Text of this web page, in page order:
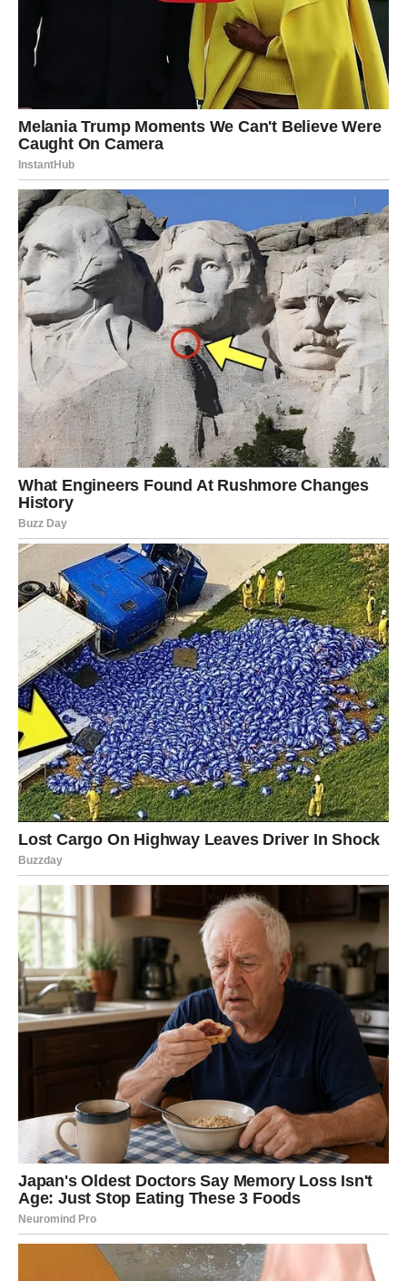
PREUZMITE BESPLATNO!
⋆ KNJIGA SA RECEPTIMA ⋆
Upiši svoj email i preuzmi BESPLATNU
knjigu s receptima! Uživaj u jednostavnim
i ukusnim jelima koja će osvojiti tvoje
najdraže.
Jednim klikom preuzmi knjigu s najboljim
receptima!